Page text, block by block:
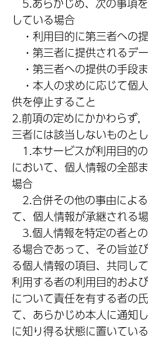
5.あらかじめ、次の事項
している場合
・利用目的に第三者への
・第三者に提供されるデ
・第三者への提供の手段
・本人の求めに応じて個
供を停止すること
2.前項の定めにかかわらず
三者には該当しないものとし
1.本サービスが利用目的
において、個人情報の全部
場合
2.合併その他の事由によ
て、個人情報が承継される
3.個人情報を特定の者と
る場合であって、その旨並
る個人情報の項目、共同し
利用する者の利用目的およ
について責任を有する者の
て、あらかじめ本人に通知
に知り得る状態に置いてい